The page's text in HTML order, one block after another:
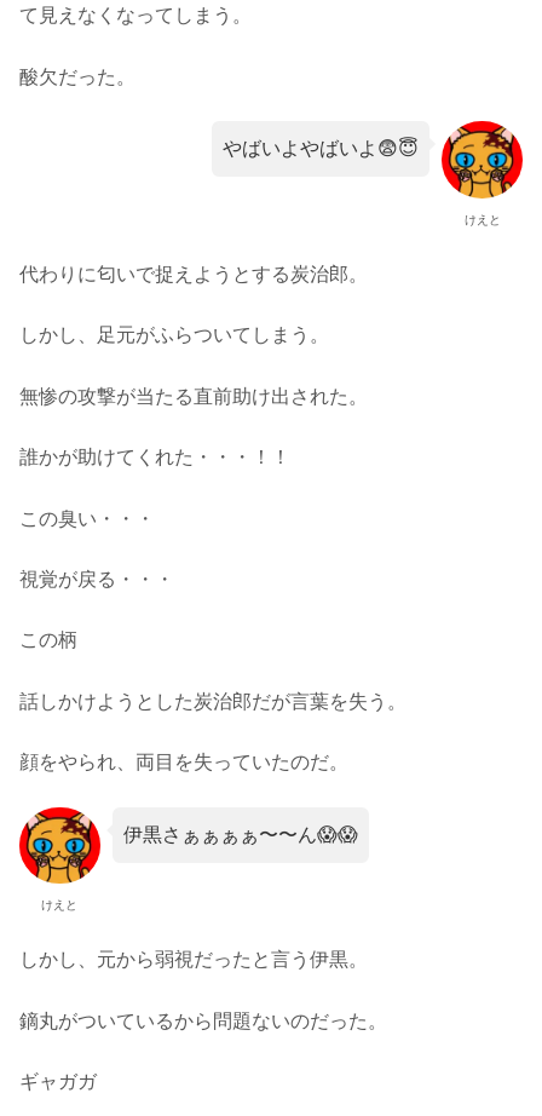
て見えなくなってしまう。
酸欠だった。
けえと
やばいよやばいよ😨😇
代わりに匂いで捉えようとする炭治郎。
しかし、足元がふらついてしまう。
無惨の攻撃が当たる直前助け出された。
誰かが助けてくれた・・・！！
この臭い・・・
視覚が戻る・・・
この柄
話しかけようとした炭治郎だが言葉を失う。
顔をやられ、両目を失っていたのだ。
けえと
伊黒さぁぁぁぁ〜〜ん😱😱
しかし、元から弱視だったと言う伊黒。
鏑丸がついているから問題ないのだった。
ギャガガ